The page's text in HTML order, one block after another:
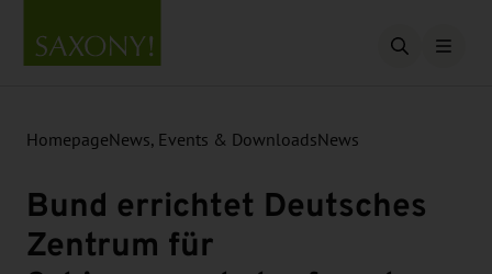
Open
HomepageNews, Events & DownloadsNews
Bund errichtet Deutsches
Zentrum für